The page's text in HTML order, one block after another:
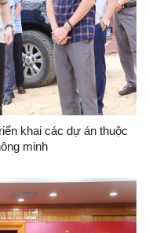
khai các dự án thuộc
minh